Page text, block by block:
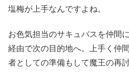
塩梅が上手なんですよね。
お色気担当のサキュバスを仲間
経由で次の目的地へ。上手く仲
者としての準備もして魔王の再